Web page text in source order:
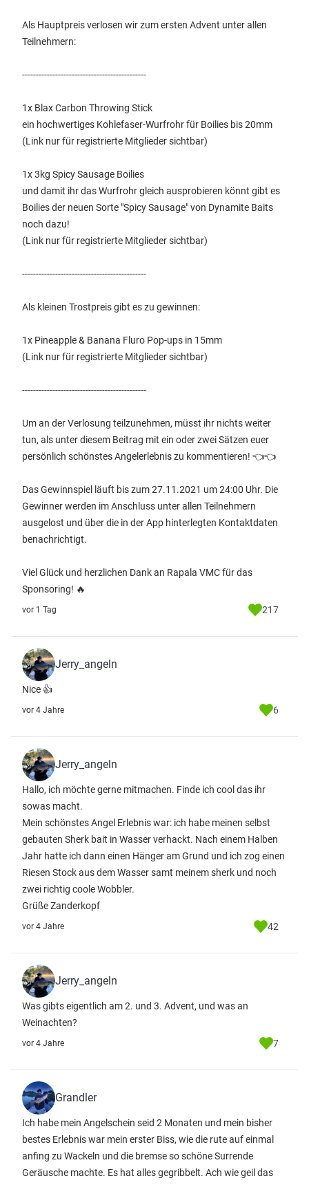
Als Hauptpreis verlosen wir zum ersten Advent unter allen
Teilnehmern:
---------------------------------------------
1x Blax Carbon Throwing Stick
ein hochwertiges Kohlefaser-Wurfrohr für Boilies bis 20mm
(Link nur für registrierte Mitglieder sichtbar)
1x 3kg Spicy Sausage Boilies
und damit ihr das Wurfrohr gleich ausprobieren könnt gibt es
Boilies der neuen Sorte "Spicy Sausage" von Dynamite Baits
noch dazu!
(Link nur für registrierte Mitglieder sichtbar)
---------------------------------------------
Als kleinen Trostpreis gibt es zu gewinnen:
1x Pineapple & Banana Fluro Pop-ups in 15mm
(Link nur für registrierte Mitglieder sichtbar)
---------------------------------------------
Um an der Verlosung teilzunehmen, müsst ihr nichts weiter
tun, als unter diesem Beitrag mit ein oder zwei Sätzen euer
persönlich schönstes Angelerlebnis zu kommentieren! 👈👈
Das Gewinnspiel läuft bis zum 27.11.2021 um 24:00 Uhr. Die
Gewinner werden im Anschluss unter allen Teilnehmern
ausgelost und über die in der App hinterlegten Kontaktdaten
benachrichtigt.
Viel Glück und herzlichen Dank an Rapala VMC für das
Sponsoring! 🔥
vor 1 Tag 217
Jerry_angeln
Nice 👍
vor 4 Jahre 6
Jerry_angeln
Hallo, ich möchte gerne mitmachen. Finde ich cool das ihr
sowas macht.
Mein schönstes Angel Erlebnis war: ich habe meinen selbst
gebauten Sherk bait in Wasser verhackt. Nach einem Halben
Jahr hatte ich dann einen Hänger am Grund und ich zog einen
Riesen Stock aus dem Wasser samt meinem sherk und noch
zwei richtig coole Wobbler.
Grüße Zanderkopf
vor 4 Jahre 42
Jerry_angeln
Was gibts eigentlich am 2. und 3. Advent, und was an
Weinachten?
vor 4 Jahre 7
Grandler
Ich habe mein Angelschein seid 2 Monaten und mein bisher
bestes Erlebnis war mein erster Biss, wie die rute auf einmal
anfing zu Wackeln und die bremse so schöne Surrende
Geräusche machte. Es hat alles gegribbelt. Ach wie geil das